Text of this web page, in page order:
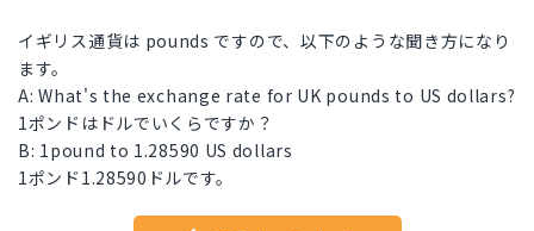
イギリス通貨は pounds ですので、以下のような聞き方になり
ます。
A: What's the exchange rate for UK pounds to US dollars?
1ポンドはドルでいくらですか？
B: 1pound to 1.28590 US dollars
1ポンド1.28590ドルです。